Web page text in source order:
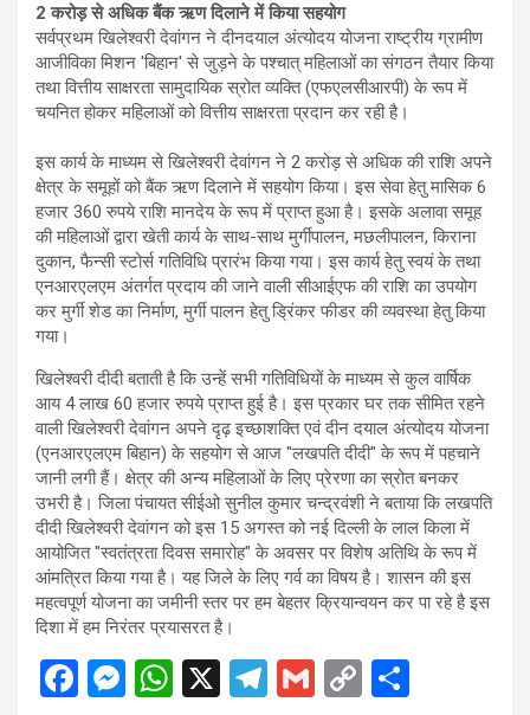
2 करोड़ से अधिक बैंक ऋण दिलाने में किया सहयोग
सर्वप्रथम खिलेश्वरी देवांगन ने दीनदयाल अंत्योदय योजना राष्ट्रीय ग्रामीण
आजीविका मिशन 'बिहान' से जुड़ने के पश्चात् महिलाओं का संगठन तैयार किया
तथा वित्तीय साक्षरता सामुदायिक स्रोत व्यक्ति (एफएलसीआरपी) के रूप में
चयनित होकर महिलाओं को वित्तीय साक्षरता प्रदान कर रही है।
इस कार्य के माध्यम से खिलेश्वरी देवांगन ने 2 करोड़ से अधिक की राशि अपने
क्षेत्र के समूहों को बैंक ऋण दिलाने में सहयोग किया। इस सेवा हेतु मासिक 6
हजार 360 रुपये राशि मानदेय के रूप में प्राप्त हुआ है। इसके अलावा समूह
की महिलाओं द्वारा खेती कार्य के साथ-साथ मुर्गीपालन, मछलीपालन, किराना
दुकान, फैन्सी स्टोर्स गतिविधि प्रारंभ किया गया। इस कार्य हेतु स्वयं के तथा
एनआरएलएम अंतर्गत प्रदाय की जाने वाली सीआईएफ की राशि का उपयोग
कर मुर्गी शेड का निर्माण, मुर्गी पालन हेतु ड्रिंकर फीडर की व्यवस्था हेतु किया
गया।
खिलेश्वरी दीदी बताती है कि उन्हें सभी गतिविधियों के माध्यम से कुल वार्षिक
आय 4 लाख 60 हजार रुपये प्राप्त हुई है। इस प्रकार घर तक सीमित रहने
वाली खिलेश्वरी देवांगन अपने दृढ़ इच्छाशक्ति एवं दीन दयाल अंत्योदय योजना
(एनआरएलएम बिहान) के सहयोग से आज "लखपति दीदी" के रूप में पहचाने
जानी लगी हैं। क्षेत्र की अन्य महिलाओं के लिए प्रेरणा का स्रोत बनकर
उभरी है। जिला पंचायत सीईओ सुनील कुमार चन्द्रवंशी ने बताया कि लखपति
दीदी खिलेश्वरी देवांगन को इस 15 अगस्त को नई दिल्ली के लाल किला में
आयोजित "स्वतंत्रता दिवस समारोह" के अवसर पर विशेष अतिथि के रूप में
आंमत्रित किया गया है। यह जिले के लिए गर्व का विषय है। शासन की इस
महत्वपूर्ण योजना का जमीनी स्तर पर हम बेहतर क्रियान्वयन कर पा रहे है इस
दिशा में हम निरंतर प्रयासरत है।
F
M W X
T
G
C